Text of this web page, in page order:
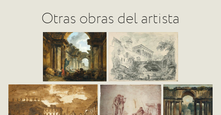
Otras obras del artista